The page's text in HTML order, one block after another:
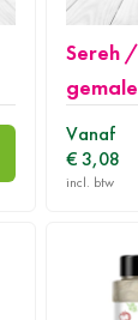
winkelwagen
Sereh
Vanaf
€ 3,08